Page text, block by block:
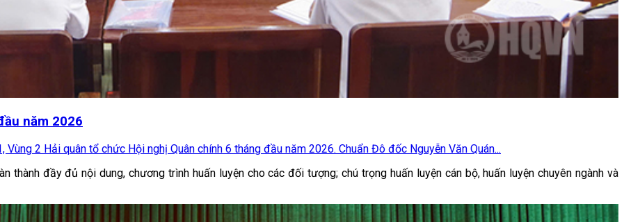
năm 2026
2 Hải quân tổ chức Hội nghị Quân chính 6 tháng đầu năm 2026. Chuẩn Đô đốc Nguyễn Văn Quán...
thành đầy đủ nội dung, chương trình huấn luyện cho các đối tượng; chú trọng huấn luyện cán bộ, huấn luyện chuyên ngành và